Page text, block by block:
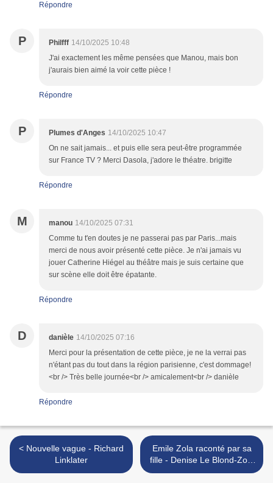
Répondre
P Philfff 14/10/2025 10:48
J'ai exactement les même pensées que Manou, mais bon
j'aurais bien aimé la voir cette pièce !
Répondre
P Plumes d'Anges 14/10/2025 10:47
On ne sait jamais... et puis elle sera peut-être programmée
sur France TV ? Merci Dasola, j'adore le théatre. brigitte
Répondre
M manou 14/10/2025 07:31
Comme tu t'en doutes je ne passerai pas par Paris...mais
merci de nous avoir présenté cette pièce. Je n'ai jamais vu
jouer Catherine Hiégel au théâtre mais je suis certaine que
sur scène elle doit être épatante.
Répondre
D danièle 14/10/2025 07:16
Merci pour la présentation de cette pièce, je ne la verrai pas
n'étant pas du tout dans la région parisienne, c'est dommage!
<br /> Très belle journée<br /> amicalement<br /> danièle
Répondre
< Nouvelle vague - Richard
Linklater
Emile Zola raconté par sa
fille - Denise Le Blond-Zola
>